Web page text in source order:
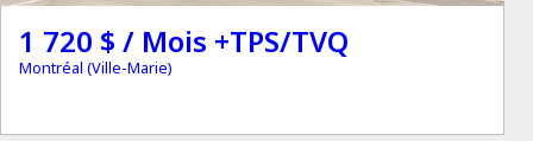
1 720 $ / Mois +TPS/TVQ
Montréal (Ville-Marie)